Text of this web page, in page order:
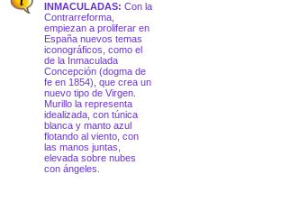
INMACULADAS: Con la
Contrarreforma,
empiezan a proliferar en
España nuevos temas
iconográficos, como el
de la Inmaculada
Concepción (dogma de
fe en 1854), que crea un
nuevo tipo de Virgen.
Murillo la representa
idealizada, con túnica
blanca y manto azul
flotando al viento, con
las manos juntas,
elevada sobre nubes
con ángeles.